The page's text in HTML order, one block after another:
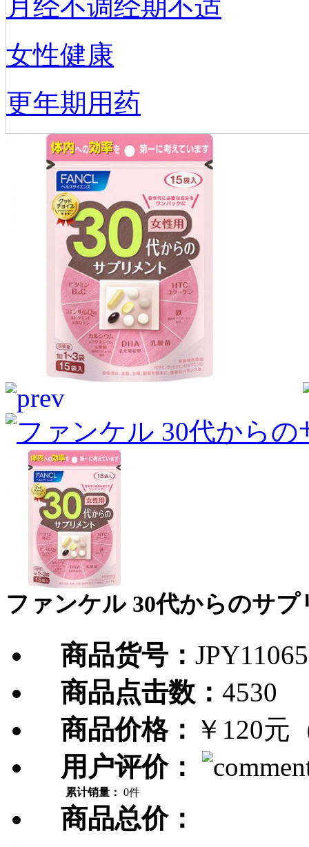
月经不调经期不适
女性健康
更年期用药
ファンケル 30代からのサ
商品货号：
商品点击数： 4530
商品价格： ￥120元
用户评价：
累计销量： 0件
商品总价：